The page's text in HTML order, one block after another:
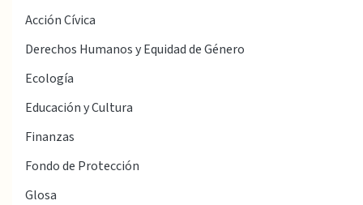
Acción Cívica
Derechos Humanos y Equidad de Género
Ecología
Educación y Cultura
Finanzas
Fondo de Protección
Glosa